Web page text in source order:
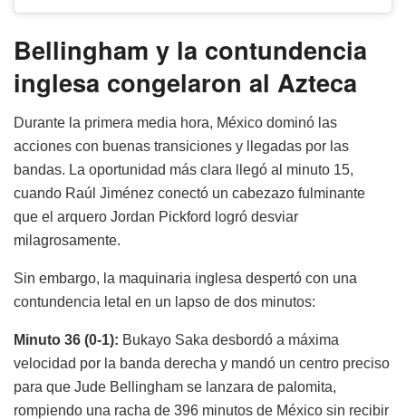
Bellingham y la contundencia
inglesa congelaron al Azteca
Durante la primera media hora, México dominó las
acciones con buenas transiciones y llegadas por las
bandas. La oportunidad más clara llegó al minuto 15,
cuando Raúl Jiménez conectó un cabezazo fulminante
que el arquero Jordan Pickford logró desviar
milagrosamente.
Sin embargo, la maquinaria inglesa despertó con una
contundencia letal en un lapso de dos minutos:
Minuto 36 (0-1): Bukayo Saka desbordó a máxima
velocidad por la banda derecha y mandó un centro preciso
para que Jude Bellingham se lanzara de palomita,
rompiendo una racha de 396 minutos de México sin recibir